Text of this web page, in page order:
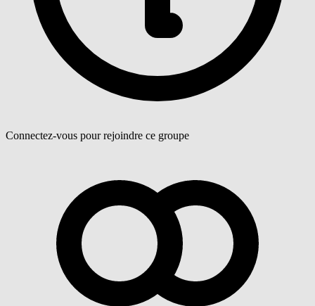
Connectez-vous pour rejoindre ce groupe